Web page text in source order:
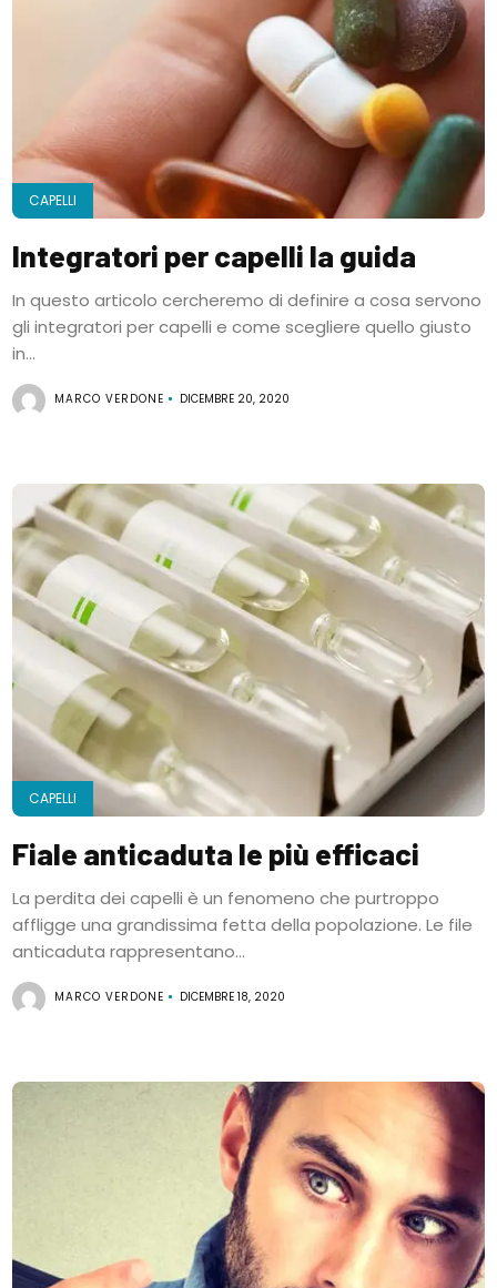
CAPELLI
Integratori per capelli la guida
In questo articolo cercheremo di definire a cosa servono
gli integratori per capelli e come scegliere quello giusto
in...
MARCO VERDONE DICEMBRE 20, 2020
CAPELLI
Fiale anticaduta le più efficaci
La perdita dei capelli è un fenomeno che purtroppo
affligge una grandissima fetta della popolazione. Le file
anticaduta rappresentano...
MARCO VERDONE DICEMBRE 18, 2020